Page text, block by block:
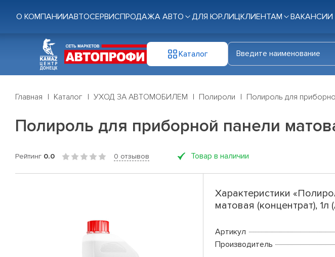
О КОМПАНИИАВТОСЕРВИСПРОДАЖА АВТО ДЛЯ ЮР.ЛИЦКЛИЕНТАМ ВАКАНСИИ
Каталог
Главная Каталог УХОД ЗА АВТОМОБИЛЕМ Полироли Полироль для
Полироль для приборной панели
Рейтинг 0.0 0 отзывов Товар в наличии
Характеристики
матовая (концентрат), 1л
Артикул
Производитель